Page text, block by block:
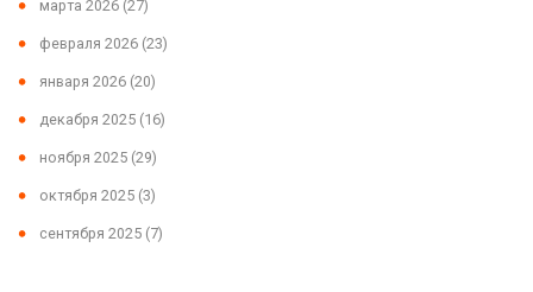
марта 2026 (27)
февраля 2026 (23)
января 2026 (20)
декабря 2025 (16)
ноября 2025 (29)
октября 2025 (3)
сентября 2025 (7)